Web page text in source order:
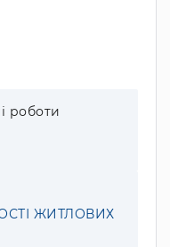
роботи
ЖИТЛОВИХ